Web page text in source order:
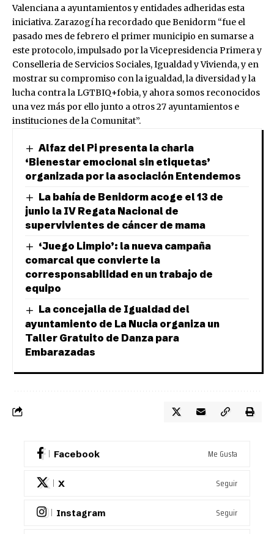
Valenciana a ayuntamientos y entidades adheridas esta
iniciativa. Zarazogí ha recordado que Benidorm “fue el
pasado mes de febrero el primer municipio en sumarse a
este protocolo, impulsado por la Vicepresidencia Primera y
Conselleria de Servicios Sociales, Igualdad y Vivienda, y en
mostrar su compromiso con la igualdad, la diversidad y la
lucha contra la LGTBIQ+fobia, y ahora somos reconocidos
una vez más por ello junto a otros 27 ayuntamientos e
instituciones de la Comunitat”.
Alfaz del Pi presenta la charla
‘Bienestar emocional sin etiquetas’
organizada por la asociación Entendemos
La bahía de Benidorm acoge el 13 de
junio la IV Regata Nacional de
supervivientes de cáncer de mama
‘Juego Limpio’: la nueva campaña
comarcal que convierte la
corresponsabilidad en un trabajo de
equipo
La concejalia de Igualdad del
ayuntamiento de La Nucia organiza un
Taller Gratuito de Danza para
Embarazadas
Facebook Me Gusta
X Seguir
Instagram Seguir